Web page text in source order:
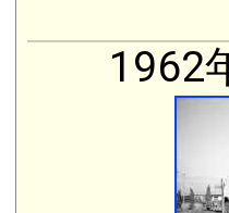
1962